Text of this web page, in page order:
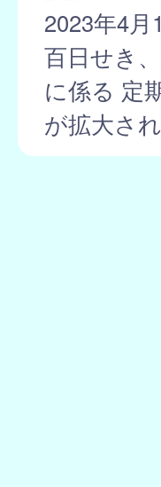
2023年4月
百日せき
に係る 定
が拡大され